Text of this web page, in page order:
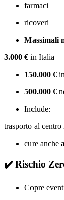
farmaci
ricoveri
Massimali
3.000 € in Italia
150.000 €
500.000 €
Include:
trasporto al centro
cure anche
✔️Rischio
Copre